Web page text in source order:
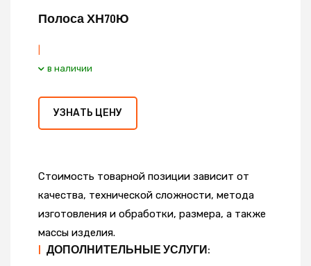
Полоса ХН70Ю
в наличии
УЗНАТЬ ЦЕНУ
Стоимость товарной позиции зависит от
качества, технической сложности, метода
изготовления и обработки, размера, а также
массы изделия.
| ДОПОЛНИТЕЛЬНЫЕ УСЛУГИ: